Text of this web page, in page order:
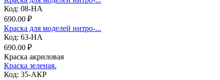
Код: 08-НА
690.00 ₽
Краска для моделей нитро-...
Код: 63-НА
690.00 ₽
Краска акриловая
Краска зеленая.
Код: 35-АКР